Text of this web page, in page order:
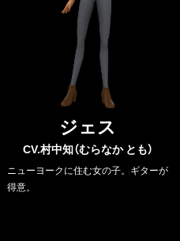
ジェス
CV.村中知（むらなか とも）
ニューヨークに住む女の子。ギターが
得意。